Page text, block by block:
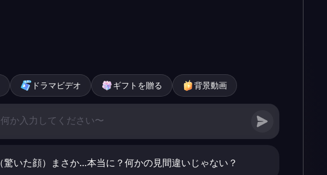
ドラマビデオ ギフトを贈る 背景動画
（驚いた顔）まさか…本当に？何かの見間違いじゃない？